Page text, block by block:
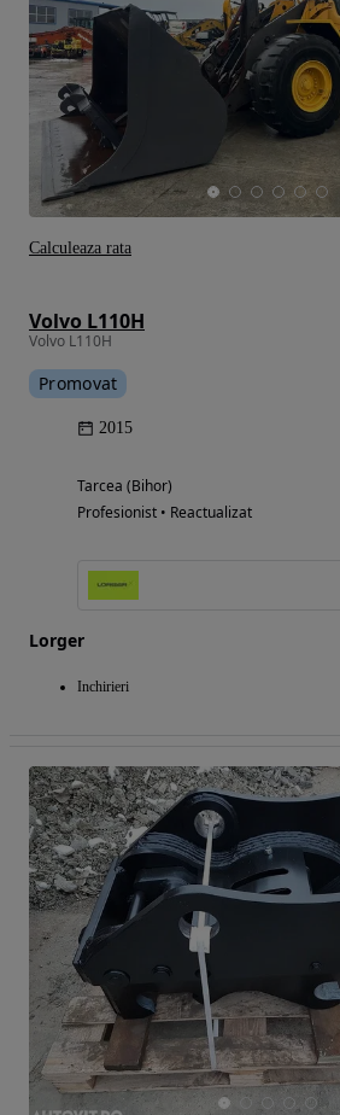
Volvo L110H
Volvo L110H
Promovat
2015
Tarcea (Bihor)
Profesionist • Reactualizat
Lorger
Inchirieri
Calculeaza rata